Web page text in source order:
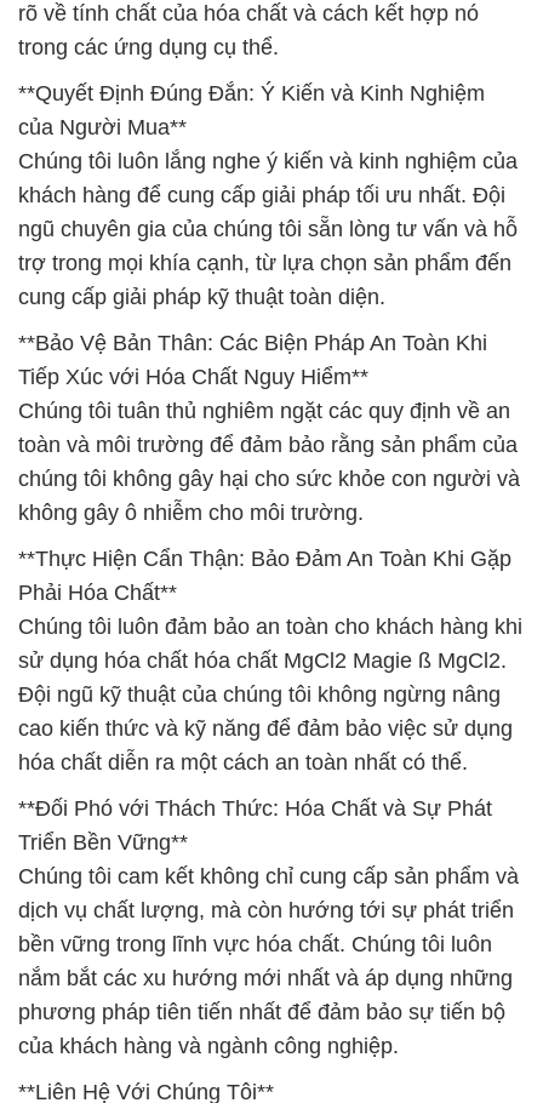
rõ về tính chất của hóa chất và cách kết hợp nó
trong các ứng dụng cụ thể.
**Quyết Định Đúng Đắn: Ý Kiến và Kinh Nghiệm
của Người Mua**
Chúng tôi luôn lắng nghe ý kiến và kinh nghiệm của
khách hàng để cung cấp giải pháp tối ưu nhất. Đội
ngũ chuyên gia của chúng tôi sẵn lòng tư vấn và hỗ
trợ trong mọi khía cạnh, từ lựa chọn sản phẩm đến
cung cấp giải pháp kỹ thuật toàn diện.
**Bảo Vệ Bản Thân: Các Biện Pháp An Toàn Khi
Tiếp Xúc với Hóa Chất Nguy Hiểm**
Chúng tôi tuân thủ nghiêm ngặt các quy định về an
toàn và môi trường để đảm bảo rằng sản phẩm của
chúng tôi không gây hại cho sức khỏe con người và
không gây ô nhiễm cho môi trường.
**Thực Hiện Cẩn Thận: Bảo Đảm An Toàn Khi Gặp
Phải Hóa Chất**
Chúng tôi luôn đảm bảo an toàn cho khách hàng khi
sử dụng hóa chất hóa chất MgCl2 Magie ß MgCl2.
Đội ngũ kỹ thuật của chúng tôi không ngừng nâng
cao kiến thức và kỹ năng để đảm bảo việc sử dụng
hóa chất diễn ra một cách an toàn nhất có thể.
**Đối Phó với Thách Thức: Hóa Chất và Sự Phát
Triển Bền Vững**
Chúng tôi cam kết không chỉ cung cấp sản phẩm và
dịch vụ chất lượng, mà còn hướng tới sự phát triển
bền vững trong lĩnh vực hóa chất. Chúng tôi luôn
nắm bắt các xu hướng mới nhất và áp dụng những
phương pháp tiên tiến nhất để đảm bảo sự tiến bộ
của khách hàng và ngành công nghiệp.
**Liên Hệ Với Chúng Tôi**